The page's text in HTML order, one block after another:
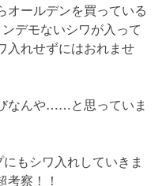
オールデンを買っている
デモないシワが入って
入れせずにはおれませ
なんや……と思っていま
もシワ入れしていきま
察！！